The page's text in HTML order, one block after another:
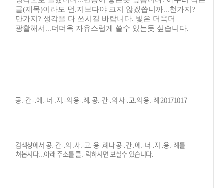
글(제목)이라도 먼.지보다야 크지 않겠씁니까...천가지?
만가지? 생각을 다 쓰시길 바랍니다. 빛은 더욱더
광활해서...더더욱 자유스럽게 쓸수 있는듯 싶습니다.
공.-간 -.에.-너-.지.-의 용-.례. 공.-간-.의 사-.고.의 용.-례 20171017
검색창에서 공.-간-.의 .사.-고. 용-.례나 공-.간 .에.-너-.지 .용.-례를
쳐봅시다...아래 주소를 클.-릭하시면 보실수 있습니다.